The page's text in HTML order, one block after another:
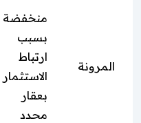
المرونة
منخفضة
بسبب
ارتباط
الاستثمار
بعقار
محدد